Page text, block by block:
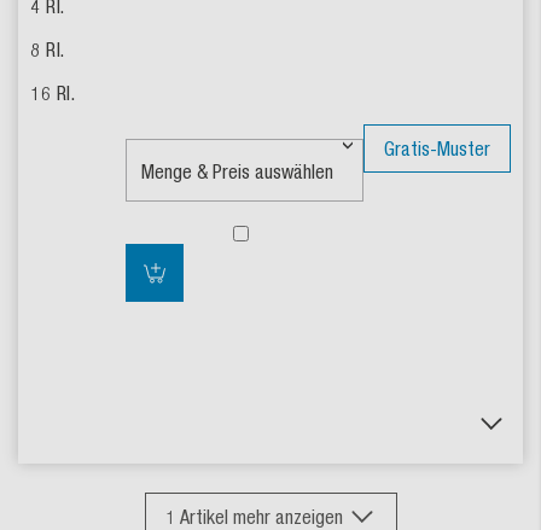
Gratis-Muster
1 Artikel mehr anzeigen